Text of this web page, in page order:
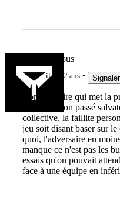
LAmiDeTous
il y a 2 ans Signaler
Commentaire qui met la
rattaché à son passé
collective, la faillite
jeu soit disant baser sur
quoi, l'adversaire en
manque ce n'est pas les
essais qu'on pouvait
face à une équipe en